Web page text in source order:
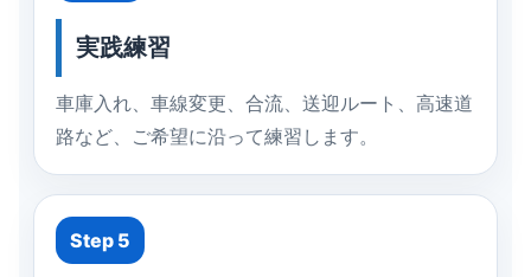
実践練習
車庫入れ、車線変更、合流、送迎ルート、高速道
路など、ご希望に沿って練習します。
Step 5